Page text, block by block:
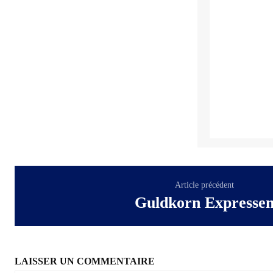
Article précédent
Guldkorn
LAISSER UN COMMENTAIRE